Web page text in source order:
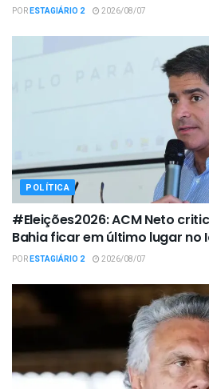
PORESTAGIÁRIO 2 2026/08/07
POLÍTICA
#Eleições2026: ACM Neto
Bahia ficar em último lugar no
PORESTAGIÁRIO 2 2026/08/07